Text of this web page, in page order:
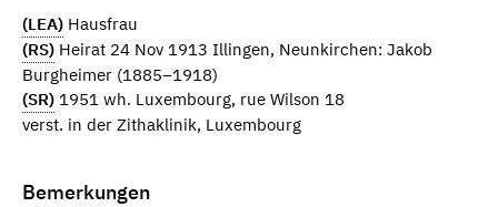
(LEA) Hausfrau
(RS) Heirat 24 Nov 1913 Illingen, Neunkirchen: Jakob
Burgheimer (1885–1918)
(SR) 1951 wh. Luxembourg, rue Wilson 18
verst. in der Zithaklinik, Luxembourg
Bemerkungen